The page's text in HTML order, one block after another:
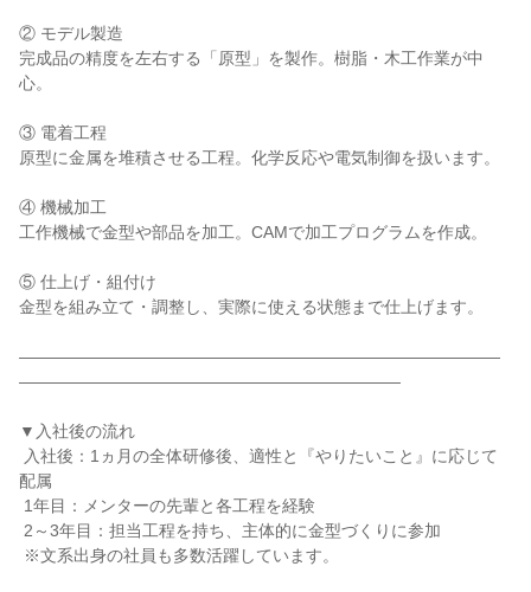
② モデル製造
完成品の精度を左右する「原型」を製作。樹脂・木工作業が中
心。
③ 電着工程
原型に金属を堆積させる工程。化学反応や電気制御を扱います。
④ 機械加工
工作機械で金型や部品を加工。CAMで加工プログラムを作成。
⑤ 仕上げ・組付け
金型を組み立て・調整し、実際に使える状態まで仕上げます。
―――――――――――――――――――――――――――――
―――――――――――――――――――――――
▼入社後の流れ
配属